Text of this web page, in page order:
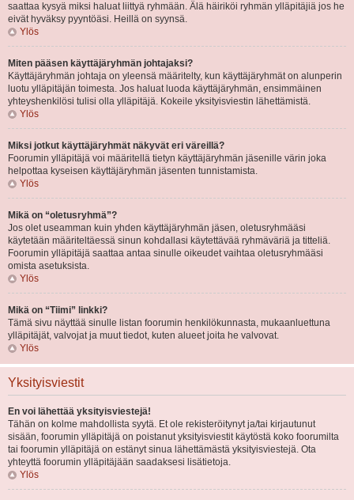
saattaa kysyä miksi haluat liittyä ryhmään. Älä häiriköi ryhmän ylläpitäjiä jos he
eivät hyväksy pyyntöäsi. Heillä on syynsä.
Ylös
Miten pääsen käyttäjäryhmän johtajaksi?
Käyttäjäryhmän johtaja on yleensä määritelty, kun käyttäjäryhmät on alunperin
luotu ylläpitäjän toimesta. Jos haluat luoda käyttäjäryhmän, ensimmäinen
yhteyshenkilösi tulisi olla ylläpitäjä. Kokeile yksityisviestin lähettämistä.
Ylös
Miksi jotkut käyttäjäryhmät näkyvät eri väreillä?
Foorumin ylläpitäjä voi määritellä tietyn käyttäjäryhmän jäsenille värin joka
helpottaa kyseisen käyttäjäryhmän jäsenten tunnistamista.
Ylös
Mikä on “oletusryhmä”?
Jos olet useamman kuin yhden käyttäjäryhmän jäsen, oletusryhmääsi
käytetään määriteltäessä sinun kohdallasi käytettävää ryhmäväriä ja titteliä.
Foorumin ylläpitäjä saattaa antaa sinulle oikeudet vaihtaa oletusryhmääsi
omista asetuksista.
Ylös
Mikä on “Tiimi” linkki?
Tämä sivu näyttää sinulle listan foorumin henkilökunnasta, mukaanluettuna
ylläpitäjät, valvojat ja muut tiedot, kuten alueet joita he valvovat.
Ylös
Yksityisviestit
En voi lähettää yksityisviestejä!
Tähän on kolme mahdollista syytä. Et ole rekisteröitynyt ja/tai kirjautunut
sisään, foorumin ylläpitäjä on poistanut yksityisviestit käytöstä koko foorumilta
tai foorumin ylläpitäjä on estänyt sinua lähettämästä yksityisviestejä. Ota
yhteyttä foorumin ylläpitäjään saadaksesi lisätietoja.
Ylös